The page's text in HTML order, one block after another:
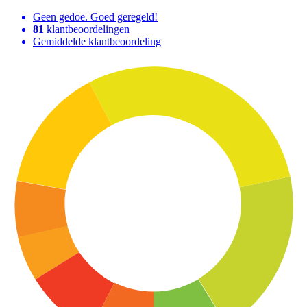
Geen gedoe. Goed geregeld!
81 klantbeoordelingen
Gemiddelde klantbeoordeling